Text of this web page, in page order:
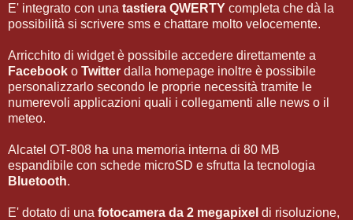
E' integrato con una tastiera QWERTY completa che dà la
possibilità si scrivere sms e chattare molto velocemente.
Arricchito di widget è possibile accedere direttamente a
Facebook o Twitter dalla homepage inoltre è possibile
personalizzarlo secondo le proprie necessità tramite le
numerevoli applicazioni quali i collegamenti alle news o il
meteo.
Alcatel OT-808 ha una memoria interna di 80 MB
espandibile con schede microSD e sfrutta la tecnologia
Bluetooth.
E' dotato di una fotocamera da 2 megapixel di risoluzione,